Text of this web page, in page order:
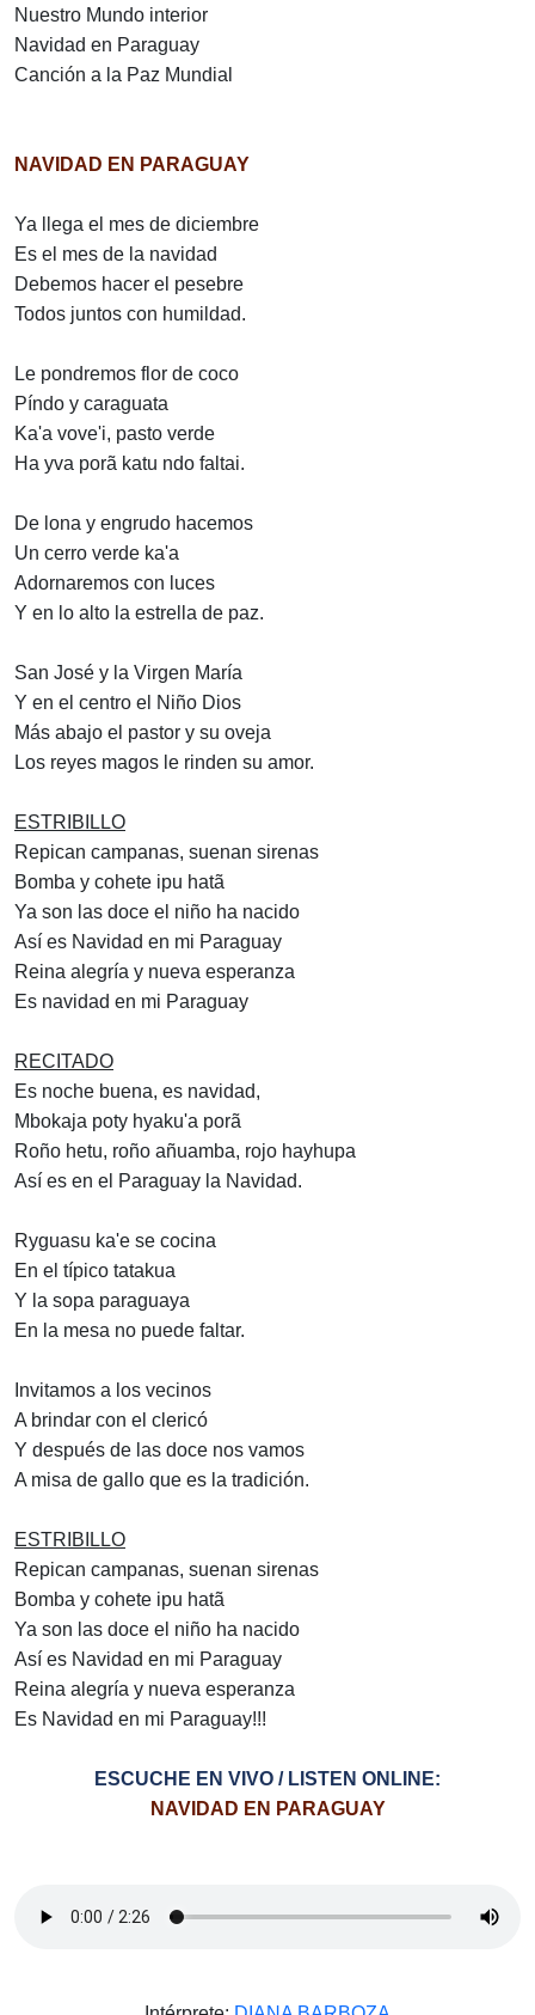
Nuestro Mundo interior
Navidad en Paraguay
Canción a la Paz Mundial
NAVIDAD EN PARAGUAY
Ya llega el mes de diciembre
Es el mes de la navidad
Debemos hacer el pesebre
Todos juntos con humildad.
Le pondremos flor de coco
Píndo y caraguata
Ka'a vove'i, pasto verde
Ha yva porã katu ndo faltai.
De lona y engrudo hacemos
Un cerro verde ka'a
Adornaremos con luces
Y en lo alto la estrella de paz.
San José y la Virgen María
Y en el centro el Niño Dios
Más abajo el pastor y su oveja
Los reyes magos le rinden su amor.
ESTRIBILLO
Repican campanas, suenan sirenas
Bomba y cohete ipu hatã
Ya son las doce el niño ha nacido
Así es Navidad en mi Paraguay
Reina alegría y nueva esperanza
Es navidad en mi Paraguay
RECITADO
Es noche buena, es navidad,
Mbokaja poty hyaku'a porã
Roño hetu, roño añuamba, rojo hayhupa
Así es en el Paraguay la Navidad.
Ryguasu ka'e se cocina
En el típico tatakua
Y la sopa paraguaya
En la mesa no puede faltar.
Invitamos a los vecinos
A brindar con el clericó
Y después de las doce nos vamos
A misa de gallo que es la tradición.
ESTRIBILLO
Repican campanas, suenan sirenas
Bomba y cohete ipu hatã
Ya son las doce el niño ha nacido
Así es Navidad en mi Paraguay
Reina alegría y nueva esperanza
Es Navidad en mi Paraguay!!!
ESCUCHE EN VIVO / LISTEN ONLINE:
NAVIDAD EN PARAGUAY